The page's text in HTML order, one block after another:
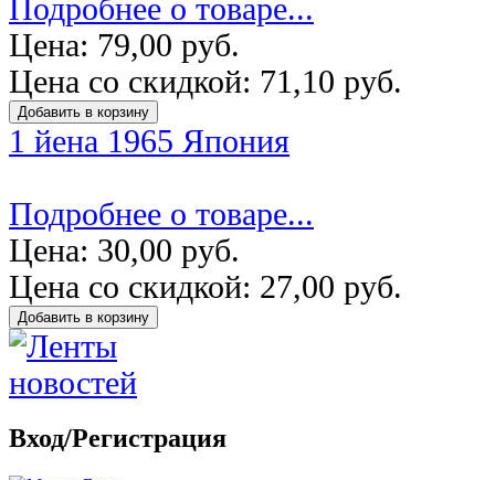
Подробнее о товаре...
Цена: 79,00 руб.
Цена со скидкой: 71,10 руб.
1 йена 1965 Япония
Подробнее о товаре...
Цена: 30,00 руб.
Цена со скидкой: 27,00 руб.
Вход/Регистрация